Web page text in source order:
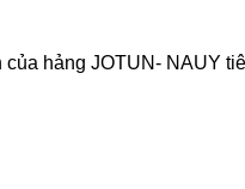
hảng JOTUN- NAUY